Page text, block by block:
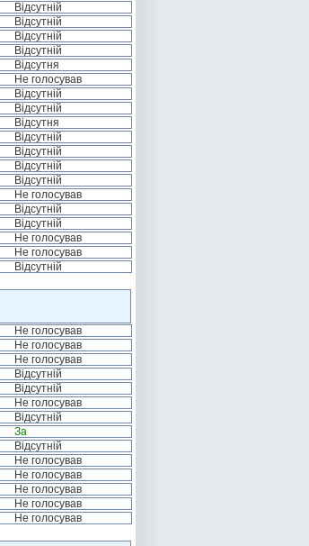
Відсутній
Відсутній
Відсутній
Відсутній
Відсутня
Не голосував
Відсутній
Відсутній
Відсутня
Відсутній
Відсутній
Відсутній
Відсутній
Не голосував
Відсутній
Відсутній
Не голосував
Не голосував
Відсутній
Не голосував
Не голосував
Не голосував
Відсутній
Відсутній
Не голосував
Відсутній
За
Відсутній
Не голосував
Не голосував
Не голосував
Не голосував
Не голосував